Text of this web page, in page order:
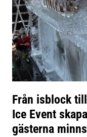
Från isblock
Ice Event
gästerna minns